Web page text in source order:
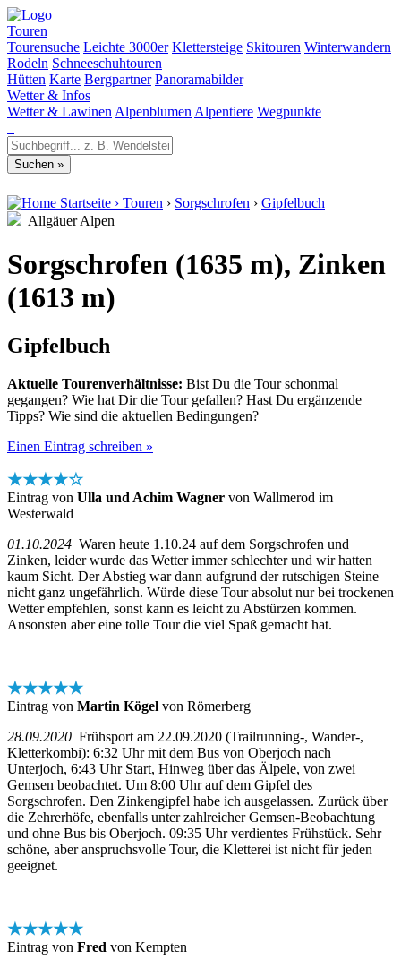
Touren
Tourensuche Leichte 3000er Klettersteige Skitouren Winterwandern
Rodeln Schneeschuhtouren
Hütten Karte Bergpartner Panoramabilder
Wetter & Infos
Wetter & Lawinen Alpenblumen Alpentiere Wegpunkte
Startseite › Touren › Sorgschrofen › Gipfelbuch
Allgäuer Alpen
Sorgschrofen (1635 m), Zinken
(1613 m)
Gipfelbuch
Aktuelle Tourenverhältnisse: Bist Du die Tour schonmal
gegangen? Wie hat Dir die Tour gefallen? Hast Du ergänzende
Tipps? Wie sind die aktuellen Bedingungen?
Einen Eintrag schreiben »
★★★★☆
Eintrag von Ulla und Achim Wagner von Wallmerod im
Westerwald
01.10.2024 Waren heute 1.10.24 auf dem Sorgschrofen und
Zinken, leider wurde das Wetter immer schlechter und wir hatten
kaum Sicht. Der Abstieg war dann aufgrund der rutschigen Steine
nicht ganz ungefährlich. Würde diese Tour absolut nur bei trockenen
Wetter empfehlen, sonst kann es leicht zu Abstürzen kommen.
Ansonsten aber eine tolle Tour die viel Spaß gemacht hat.
★★★★★
Eintrag von Martin Kögel von Römerberg
28.09.2020 Frühsport am 22.09.2020 (Trailrunning-, Wander-,
Kletterkombi): 6:32 Uhr mit dem Bus von Oberjoch nach
Unterjoch, 6:43 Uhr Start, Hinweg über das Älpele, von zwei
Gemsen beobachtet. Um 8:00 Uhr auf dem Gipfel des
Sorgschrofen. Den Zinkengipfel habe ich ausgelassen. Zurück über
die Zehrerhöfe, ebenfalls unter zahlreicher Gemsen-Beobachtung
und ohne Bus bis Oberjoch. 09:35 Uhr verdientes Frühstück. Sehr
schöne, aber anspruchsvolle Tour, die Kletterei ist nicht für jeden
geeignet.
★★★★★
Eintrag von Fred von Kempten